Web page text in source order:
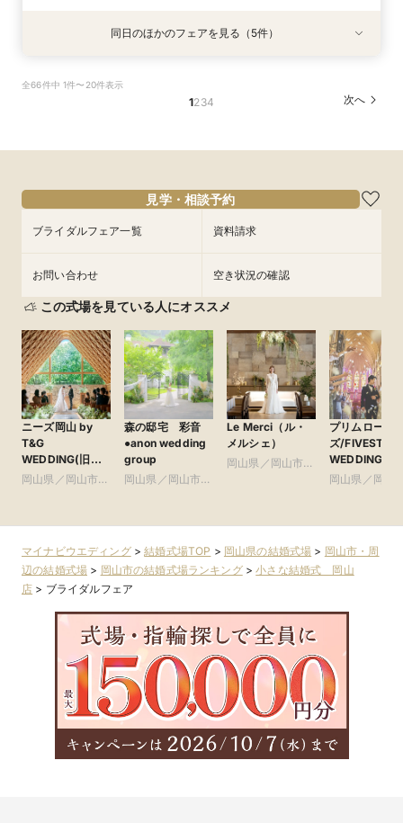
8/30
ペーンフェア
フェアを予約
8/30
所要時間：2時間程度
フェアを予約
8/30
会！
フェアを予約
8/30
装ランクアップがセットで半額以下の198,000
円!チャペル見学から予算相談までまるっと体験
11:00〜
13:00〜
フェアを予約
8/30
婚が叶う。神社挙式も対象◎
フェアを予約
同日のほかのフェアを見る（5件）
全66件中 1件〜20件表示
1234 次へ
見学・相談予約
ブライダルフェア一覧 資料請求
お問い合わせ 空き状況の確認
この式場を見ている人にオススメ
ニーズ岡山 by
T&G
WEDDING(旧
アーヴェリール迎
岡山県／岡山市・
森の邸宅 彩音
●anon wedding
group
岡山県／岡山市・
Le Merci（ル・
メルシェ）
岡山県／岡山市・
プリムロー
ズ/FIVESTAR
WEDDING
岡山県／岡山
マイナビウエディング>結婚式場TOP > 岡山県の結婚式場 > 岡山市・周
辺の結婚式場 > 岡山市の結婚式場ランキング>小さな結婚式 岡山
店 > ブライダルフェア